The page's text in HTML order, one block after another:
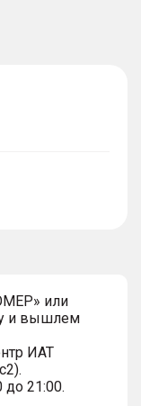
или
и вышлем
ИАТ
21:00.